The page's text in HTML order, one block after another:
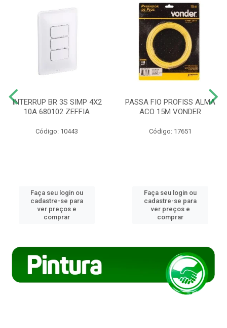
INTERRUP BR 3S SIMP 4X2
10A 680102 ZEFFIA
Código: 10443
Faça seu login ou
cadastre-se para
ver preços e
comprar
PASSA FIO PROFISS ALMA
ACO 15M VONDER
Código: 17651
Faça seu login ou
cadastre-se para
ver preços e
comprar